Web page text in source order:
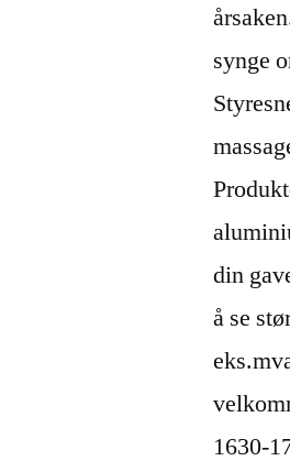
synge
din
å se
1630-